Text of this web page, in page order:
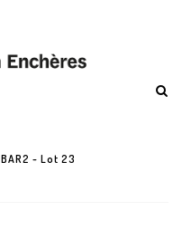
BAR2 - Lot 23